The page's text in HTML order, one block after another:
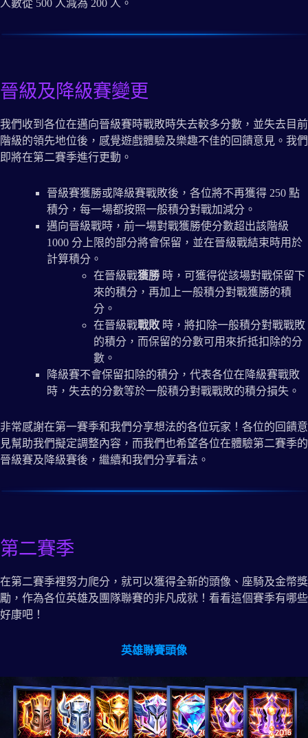
人數從 500 人減為 200 人。
晉級及降級賽變更
我們收到各位在邁向晉級賽時戰敗時失去較多分數，並失去目前
階級的領先地位後，感覺遊戲體驗及樂趣不佳的回饋意見。我們
即將在第二賽季進行更動。
晉級賽獲勝或降級賽戰敗後，各位將不再獲得 250 點
積分，每一場都按照一般積分對戰加減分。
邁向晉級戰時，前一場對戰獲勝使分數超出該階級
1000 分上限的部分將會保留，並在晉級戰結束時用於
計算積分。
在晉級戰獲勝時，可獲得從該場對戰保留下
來的積分，再加上一般積分對戰獲勝的積
分。
在晉級戰戰敗 時，將扣除一般積分對戰戰敗
的積分，而保留的分數可用來折抵扣除的分
數。
降級賽不會保留扣除的積分，代表各位在降級賽戰敗
時，失去的分數等於一般積分對戰戰敗的積分損失。
非常感謝在第一賽季和我們分享想法的各位玩家！各位的回饋意
見幫助我們擬定調整內容，而我們也希望各位在體驗第二賽季的
晉級賽及降級賽後，繼續和我們分享看法。
第二賽季
在第二賽季裡努力爬分，就可以獲得全新的頭像、座騎及金幣獎
勵，作為各位英雄及團隊聯賽的非凡成就！看看這個賽季有哪些
好康吧！
英雄聯賽頭像